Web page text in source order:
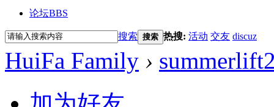
论坛BBS
搜索 搜索 热搜: 活动 交友 discuz
HuiFa Family ›